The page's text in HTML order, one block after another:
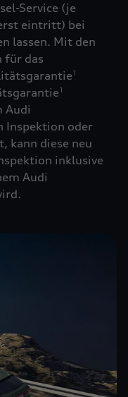
Service (je
eintritt) bei
lassen. Mit den
für das
1
1
Audi
Inspektion oder
kann diese neu
inklusive
Audi